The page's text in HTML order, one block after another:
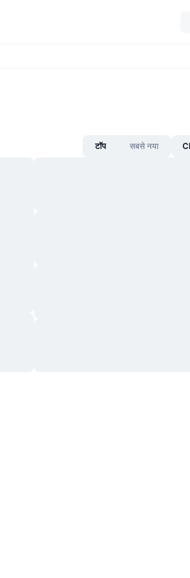
टॉप सबसे नया